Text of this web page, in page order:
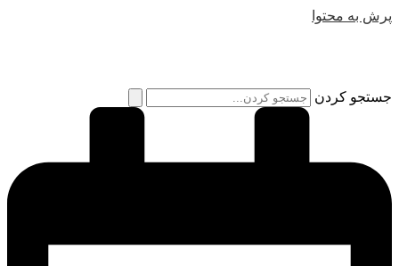
پرش به محتوا
جستجو کردن